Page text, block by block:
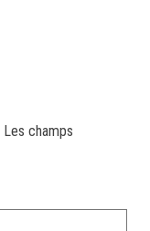
Les champs